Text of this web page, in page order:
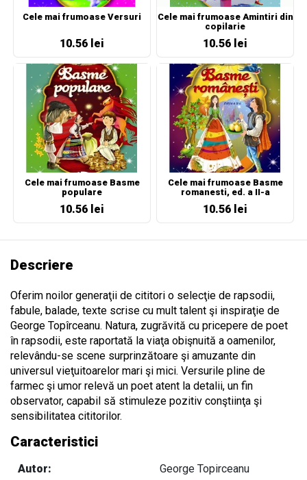
Cele mai frumoase Versuri
10.56 lei
Cele mai frumoase Amintiri din
copilarie
10.56 lei
Cele mai frumoase Basme
populare
10.56 lei
Cele mai frumoase Basme
romanesti, ed. a II-a
10.56 lei
Descriere
Oferim noilor generaţii de cititori o selecţie de rapsodii,
fabule, balade, texte scrise cu mult talent şi inspiraţie de
George Topîrceanu. Natura, zugrăvită cu pricepere de poet
în rapsodii, este raportată la viaţa obişnuită a oamenilor,
relevându-se scene surprinzătoare şi amuzante din
universul vieţuitoarelor mari şi mici. Versurile pline de
farmec şi umor relevă un poet atent la detalii, un fin
observator, capabil să stimuleze pozitiv conştiinţa şi
sensibilitatea cititorilor.
Caracteristici
Autor: George Topirceanu